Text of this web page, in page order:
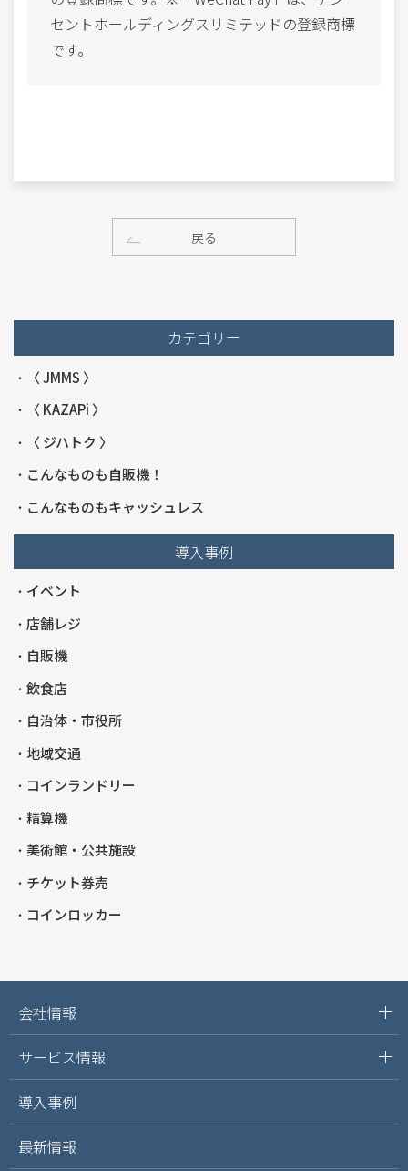
セントホールディングスリミテッドの登録商標
です。
戻る
カテゴリー
〈 JMMS 〉
〈 KAZAPi 〉
〈 ジハトク 〉
こんなものも自販機！
こんなものもキャッシュレス
導入事例
イベント
店舗レジ
自販機
飲食店
自治体・市役所
地域交通
コインランドリー
精算機
美術館・公共施設
チケット券売
コインロッカー
会社情報
サービス情報
導入事例
最新情報